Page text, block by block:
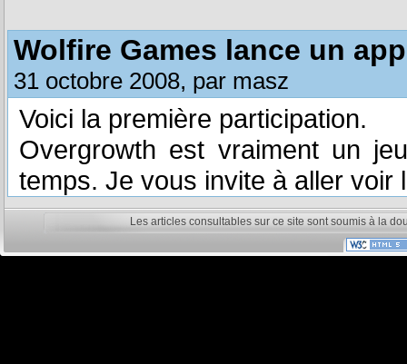
Wolfire Games lance un
31 octobre 2008, par masz
Voici la première participation.
Overgrowth est vraiment un
temps. Je vous invite à aller
Les articles consultables sur ce site sont soumis à la